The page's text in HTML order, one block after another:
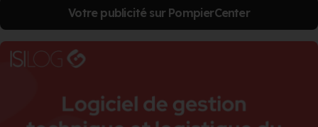
Votre publicité sur PompierCenter